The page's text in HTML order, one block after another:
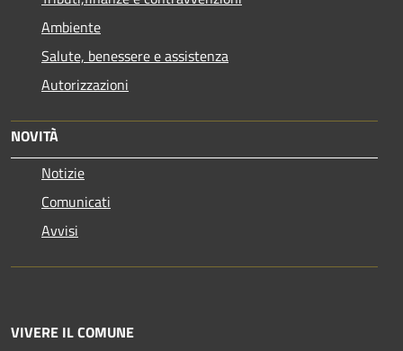
Ambiente
Salute, benessere e assistenza
Autorizzazioni
NOVITÀ
Notizie
Comunicati
Avvisi
VIVERE IL COMUNE